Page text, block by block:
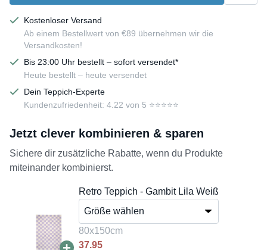
Kostenloser Versand
Ab einem Bestellwert von €89 übernehmen wir die
Versandkosten!
Bis 23:00 Uhr bestellt – sofort versendet*
Heute bestellt – heute versendet
Dein Teppich-Experte
Kundenzufriedenheit: 4.22 von 5 ⭐️⭐️⭐️⭐️⭐️
Jetzt clever kombinieren & sparen
Sichere dir zusätzliche Rabatte, wenn du Produkte
miteinander kombinierst.
Retro Teppich - Gambit Lila Weiß
80x150cm
37.95